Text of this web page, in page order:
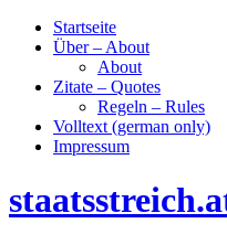
Startseite
Über – About
About
Zitate – Quotes
Regeln – Rules
Volltext (german only)
Impressum